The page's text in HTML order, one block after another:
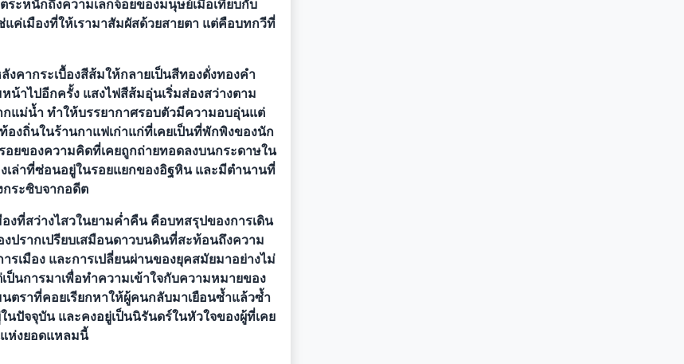
ระหนักถึงความเล็กจ้อยของมนุษย์เมื่อเทียบกับ
ค่เมืองที่ให้เรามาสัมผัสด้วยสายตา แต่คือบทกวีที่
คากระเบื้องสีส้มให้กลายเป็นสีทองดั่งทองคำ
น้าไปอีกครั้ง แสงไฟสีส้มอุ่นเริ่มส่องสว่างตาม
แม่น้ำ ทำให้บรรยากาศรอบตัวมีความอบอุ่นแต่
องถิ่นในร้านกาแฟเก่าแก่ที่เคยเป็นที่พักพิงของนัก
อยของความคิดที่เคยถูกถ่ายทอดลงบนกระดาษใน
เล่าที่ซ่อนอยู่ในรอยแยกของอิฐหิน และมีตำนานที่
กระซิบจากอดีต
งที่สว่างไสวในยามค่ำคืน คือบทสรุปของการเดิน
ปรากเปรียบเสมือนดาวบนดินที่สะท้อนถึงความ
เมือง และการเปลี่ยนผ่านของยุคสมัยมาอย่างไม่
ป็นการมาเพื่อทำความเข้าใจกับความหมายของ
ตราที่คอยเรียกหาให้ผู้คนกลับมาเยือนซ้ำแล้วซ้ำ
ปัจจุบัน และคงอยู่เป็นนิรันดร์ในหัวใจของผู้ที่เคย
ห่งยอดแหลมนี้